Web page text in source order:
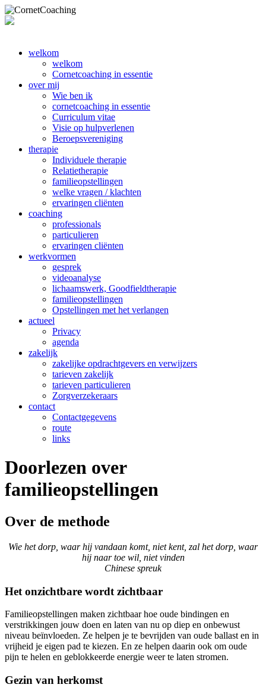
welkom
welkom
Cornetcoaching in essentie
over mij
Wie ben ik
cornetcoaching in essentie
Curriculum vitae
Visie op hulpverlenen
Beroepsvereniging
therapie
Individuele therapie
Relatietherapie
familieopstellingen
welke vragen / klachten
ervaringen cliënten
coaching
professionals
particulieren
ervaringen cliënten
werkvormen
gesprek
videoanalyse
lichaamswerk, Goodfieldtherapie
familieopstellingen
Opstellingen met het verlangen
actueel
Privacy
agenda
zakelijk
zakelijke opdrachtgevers en verwijzers
tarieven zakelijk
tarieven particulieren
Zorgverzekeraars
contact
Contactgegevens
route
links
Doorlezen over
familieopstellingen
Over de methode
Wie het dorp, waar hij vandaan komt, niet kent, zal het dorp, waar
hij naar toe wil, niet vinden
Chinese spreuk
Het onzichtbare wordt zichtbaar
Familieopstellingen maken zichtbaar hoe oude bindingen en
verstrikkingen jouw doen en laten van nu op diep en onbewust
niveau beïnvloeden. Ze helpen je te bevrijden van oude ballast en in
vrijheid je eigen pad te kiezen. En ze helpen daarin ook om oude
pijn te helen en geblokkeerde energie weer te laten stromen.
Gezin van herkomst